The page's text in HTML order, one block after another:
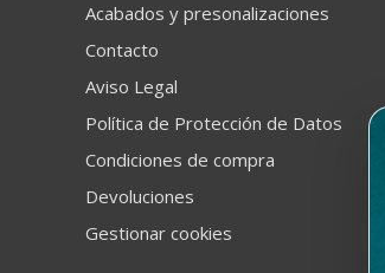
Acabados y presonalizaciones
Contacto
Aviso Legal
Política de Protección de Datos
Condiciones de compra
Devoluciones
Gestionar cookies